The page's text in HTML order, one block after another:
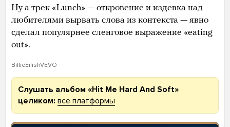
Ну а трек «Lunch» — откровение и издевка над
любителями вырвать слова из контекста — явно
сделал популярнее сленговое выражение «eating
out».
BillieEilishVEVO
Слушать альбом «Hit Me Hard And Soft»
целиком: все платформы